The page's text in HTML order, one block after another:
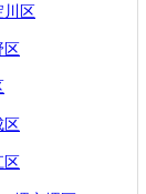
川区
区
区
区